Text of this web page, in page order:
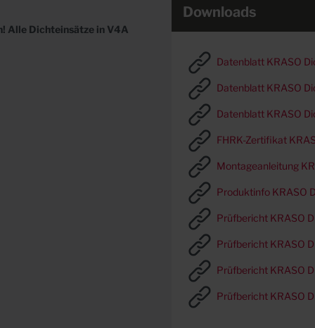
Alle Dichteinsätze in V4A
Downloads
Datenblatt KRASO
Datenblatt KRASO
Datenblatt KRASO
FHRK-Zertifikat
Montageanleitung
Produktinfo KRASO
Prüfbericht KRASO
Prüfbericht KRASO
Prüfbericht KRASO
Prüfbericht KRASO